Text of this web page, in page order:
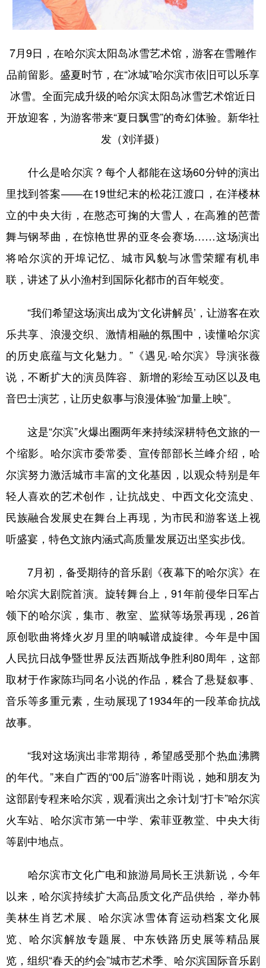
7月9日，在哈尔滨太阳岛冰雪艺术馆，游客在雪雕作
品前留影。盛夏时节，在“冰城”哈尔滨市依旧可以乐享
冰雪。全面完成升级的哈尔滨太阳岛冰雪艺术馆近日
开放迎客，为游客带来“夏日飘雪”的奇幻体验。新华社
发（刘洋摄）
什么是哈尔滨？每个人都能在这场60分钟的演出
里找到答案——在19世纪末的松花江渡口，在洋楼林
立的中央大街，在憨态可掬的大雪人，在高雅的芭蕾
舞与钢琴曲，在惊艳世界的亚冬会赛场……这场演出
将哈尔滨的开埠记忆、城市风貌与冰雪荣耀有机串
联，讲述了从小渔村到国际化都市的百年蜕变。
“我们希望这场演出成为‘文化讲解员’，让游客在欢
乐共享、浪漫交织、激情相融的氛围中，读懂哈尔滨
的历史底蕴与文化魅力。”《遇见·哈尔滨》导演张薇
说，不断扩大的演员阵容、新增的彩绘互动区以及电
音巴士演艺，让历史叙事与浪漫体验“加量上映”。
这是“尔滨”火爆出圈两年来持续深耕特色文旅的一
个缩影。哈尔滨市委常委、宣传部部长兰峰介绍，哈
尔滨努力激活城市丰富的文化基因，以观众特别是年
轻人喜欢的艺术创作，让抗战史、中西文化交流史、
民族融合发展史在舞台上再现，为市民和游客送上视
听盛宴，特色文旅内涵式高质量发展迈出坚实步伐。
7月初，备受期待的音乐剧《夜幕下的哈尔滨》在
哈尔滨大剧院首演。旋转舞台上，91年前侵华日军占
领下的哈尔滨，集市、教室、监狱等场景再现，26首
原创歌曲将烽火岁月里的呐喊谱成旋律。今年是中国
人民抗日战争暨世界反法西斯战争胜利80周年，这部
取材于作家陈玙同名小说的作品，糅合了悬疑叙事、
音乐等多重元素，生动展现了1934年的一段革命抗战
故事。
“我对这场演出非常期待，希望感受那个热血沸腾
的年代。”来自广西的“00后”游客叶雨说，她和朋友为
这部剧专程来哈尔滨，观看演出之余计划“打卡”哈尔滨
火车站、哈尔滨市第一中学、索菲亚教堂、中央大街
等剧中地点。
哈尔滨市文化广电和旅游局局长王洪新说，今年
以来，哈尔滨持续扩大高品质文化产品供给，举办韩
美林生肖艺术展、哈尔滨冰雪体育运动档案文化展
览、哈尔滨解放专题展、中东铁路历史展等精品展
览，组织“春天的约会”城市艺术季、哈尔滨国际音乐剧